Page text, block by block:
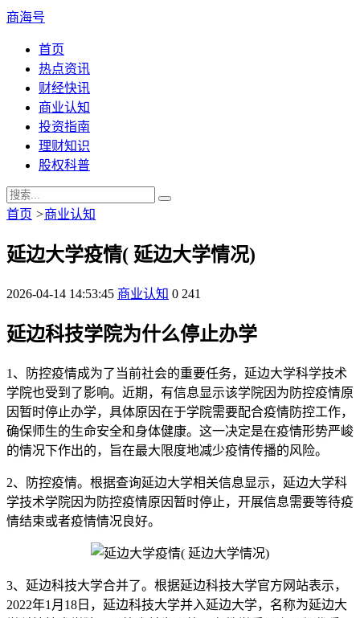
商海号
首页
热点资讯
财经快讯
商业认知
投资指南
理财知识
股权科普
首页 >商业认知
延边大学疫情( 延边大学情况)
2026-04-14 14:53:45 商业认知 0 241
延边科技学院为什么停止办学
1、防控疫情成为了当前社会的重要任务，延边大学科学技术
学院也受到了影响。近期，有信息显示该学院因为防控疫情原
因暂时停止办学，具体原因在于学院需要配合疫情防控工作，
确保师生的生命安全和身体健康。这一决定是在疫情形势严峻
的情况下作出的，旨在最大限度地减少疫情传播的风险。
2、防控疫情。根据查询延边大学相关信息显示，延边大学科
学技术学院因为防控疫情原因暂时停止，开展信息需要等待疫
情结束或者疫情情况良好。
3、延边科技大学合并了。根据延边科技大学官方网站表示，
2022年1月18日，延边科技大学并入延边大学，名称为延边大